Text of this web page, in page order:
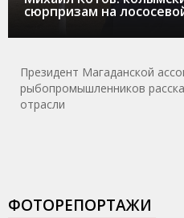
сюрпризам на
Президент Магаданской
рыбопромышленников
отрасли
ФОТОРЕПОРТАЖИ